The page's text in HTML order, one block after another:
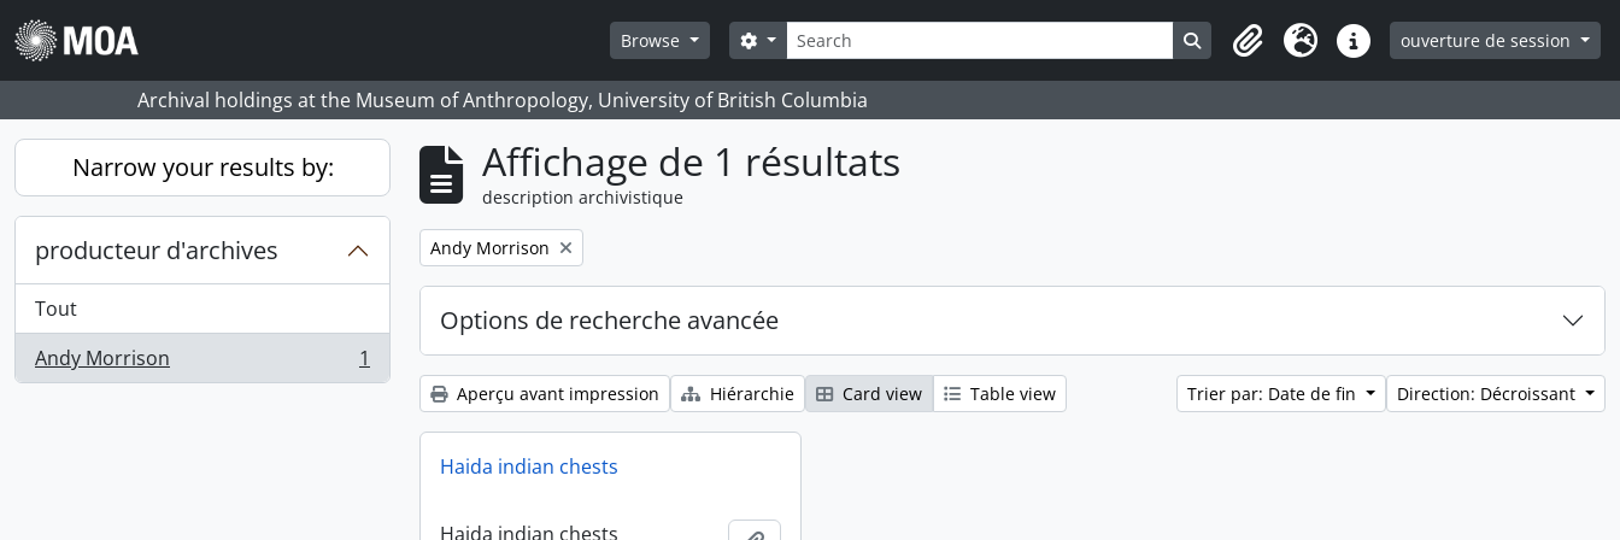
Skip to main content
Browse
Rechercher
Search options Search in browse page
ClipboardLangueLiens rapidesouverture de session
Archival holdings at the Museum of Anthropology, University of British Columbia
Narrow your results by:
producteur d'archives
Tout
Andy Morrison
, 1 résultats 1
Affichage de 1 résultats
description archivistique
Remove filter:
Andy Morrison
Options de recherche avancée
Aperçu avant impression Hiérarchie Card view Table view Trier par: Date de fin Direction: Décroissant
Haida indian chests
Haida indian chests